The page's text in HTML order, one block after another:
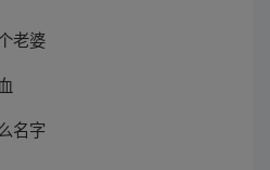
老婆
名字